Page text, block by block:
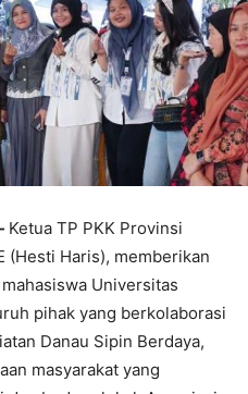
Ketua TP PKK Provinsi
(Hesti Haris), memberikan
Universitas
pihak yang berkolaborasi
Danau Sipin Berdaya,
masyarakat yang